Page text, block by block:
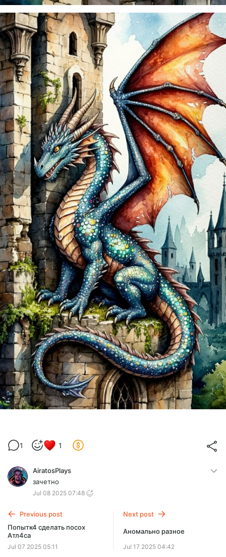
1 1
AiratosPlays
зачетно
Jul 08 2025 07:48
Previous post
Попытк4 сделать посох
Атл4са
Jul 07 2025 05:11
Next post
Аномально разное
Jul 17 2025 04:42